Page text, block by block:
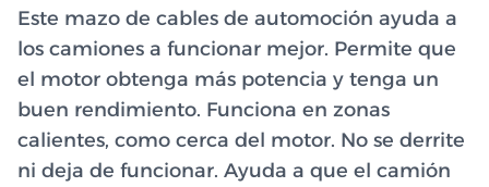
Este mazo de cables de automoción ayuda a
los camiones a funcionar mejor. Permite que
el motor obtenga más potencia y tenga un
buen rendimiento. Funciona en zonas
calientes, como cerca del motor. No se derrite
ni deja de funcionar. Ayuda a que el camión